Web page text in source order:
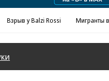
Взрыв у Balzi Rossi Мигранты